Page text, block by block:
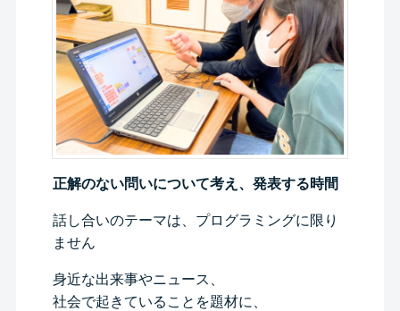
正解のない問いについて考え、発表する時間
話し合いのテーマは、プログラミングに限り
ません
身近な出来事やニュース、
社会で起きていることを題材に、